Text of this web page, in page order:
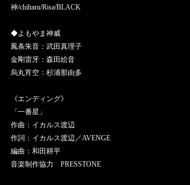
神/chiharu/Risa/BLACK
◆よもやま神威
鳳条朱音：武田真理子
金剛雷牙：森田絵音
烏丸宵空：杉浦那由多
《エンディング》
「一番星」
作曲：イカルス渡辺
作詞：イカルス渡辺／AVENGE
編曲：和田耕平
音楽制作協力　PRESSTONE